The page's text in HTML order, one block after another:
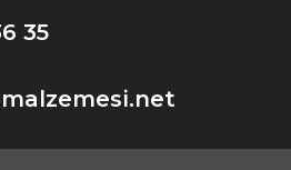
35